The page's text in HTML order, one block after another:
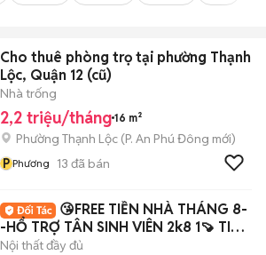
Cho thuê phòng trọ tại phường Thạnh
Lộc, Quận 12 (cũ)
Nhà trống
2,2 triệu/tháng 16 m²
Phường Thạnh Lộc (P. An Phú Đông mới)
P Phương 13 đã bán
😘FREE TIỀN NHÀ THÁNG 8-
-HỔ TRỢ TÂN SINH VIÊN 2k8 1🍠 TIỀN
CỌC
Nội thất đầy đủ